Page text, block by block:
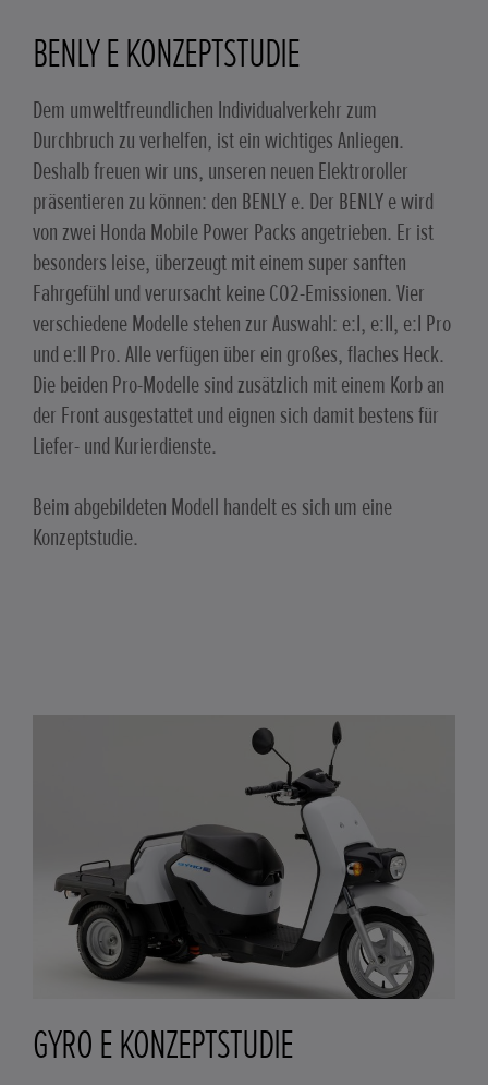
BENLY E KONZEPTSTUDIE
Dem umweltfreundlichen Individualverkehr zum
Durchbruch zu verhelfen, ist ein wichtiges Anliegen.
Deshalb freuen wir uns, unseren neuen Elektroroller
präsentieren zu können: den BENLY e. Der BENLY e wird
von zwei Honda Mobile Power Packs angetrieben. Er ist
besonders leise, überzeugt mit einem super sanften
Fahrgefühl und verursacht keine CO2-Emissionen. Vier
verschiedene Modelle stehen zur Auswahl: e:I, e:II, e:I Pro
und e:II Pro. Alle verfügen über ein großes, flaches Heck.
Die beiden Pro-Modelle sind zusätzlich mit einem Korb an
der Front ausgestattet und eignen sich damit bestens für
Liefer- und Kurierdienste.
Beim abgebildeten Modell handelt es sich um eine
Konzeptstudie.
GYRO E KONZEPTSTUDIE